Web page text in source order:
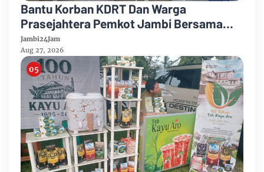
Bantu Korban KDRT Dan Warga
Prasejahtera Pemkot Jambi Bersama
PTPN IV Regional IV Salurkan Paket
Sembako
Jambi24Jam
Aug 27, 2026